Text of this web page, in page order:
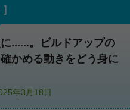
......。ビルドアップの
かめる動きをどう身に
年3月18日